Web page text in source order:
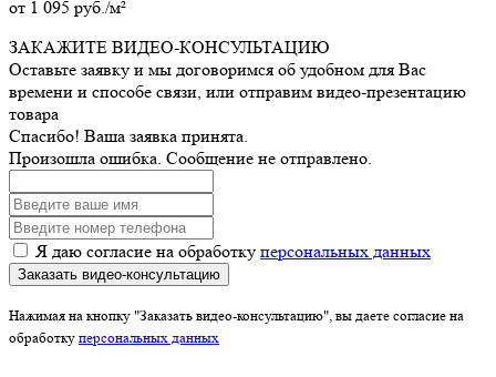
от 1 095 руб./м²
ЗАКАЖИТЕ ВИДЕО-КОНСУЛЬТАЦИЮ
Оставьте заявку и мы договоримся об удобном для Вас
времени и способе связи, или отправим видео-презентацию
товара
Спасибо! Ваша заявка принята.
Произошла ошибка. Сообщение не отправлено.
Я даю согласие на обработку персональных данных
Заказать видео-консультацию
Нажимая на кнопку "Заказать видео-консультацию", вы даете согласие на
обработку персональных данных